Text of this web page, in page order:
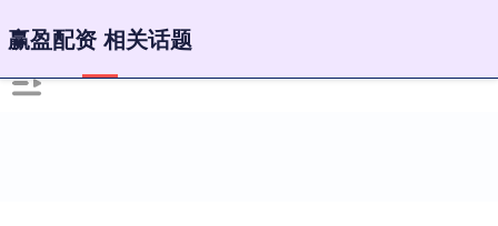
赢盈配资 相关话题